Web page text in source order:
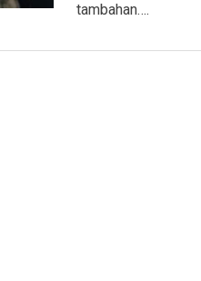
tambahan….